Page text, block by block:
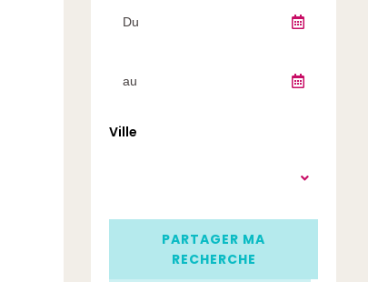
Ville
PARTAGER MA
RECHERCHE